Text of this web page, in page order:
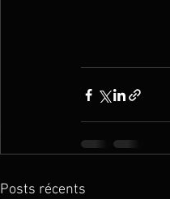
Posts récents